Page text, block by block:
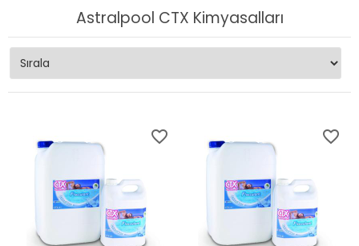
Astralpool CTX Kimyasalları
favorite_border favorite_border